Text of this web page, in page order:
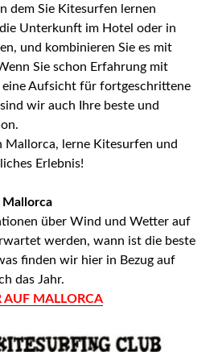
dem Sie Kitesurfen lernen
Unterkunft im Hotel oder in
und kombinieren Sie es mit
Sie schon Erfahrung mit
eine Aufsicht für fortgeschrittene
wir auch Ihre beste und
Mallorca, lerne Kitesurfen und
Erlebnis!
über Wind und Wetter auf
werden, wann ist die beste
finden wir hier in Bezug auf
das Jahr.
MALLORCA